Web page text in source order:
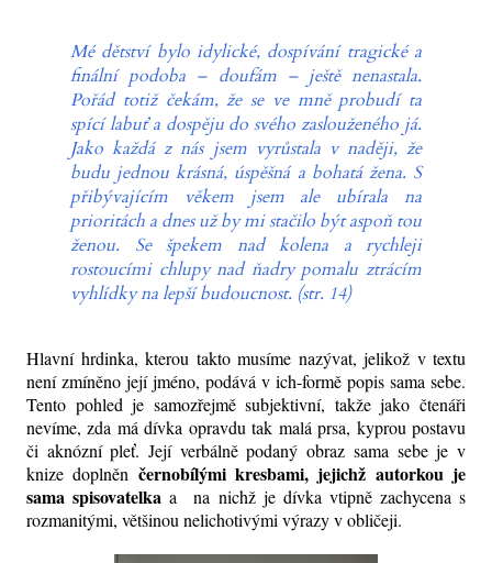
Mé dětství bylo idylické, dospívání tragické a
finální podoba – doufám – ještě nenastala.
Pořád totiž čekám, že se ve mně probudí ta
spící labuť a dospěju do svého zaslouženého já.
Jako každá z nás jsem vyrůstala v naději, že
budu jednou krásná, úspěšná a bohatá žena. S
přibývajícím věkem jsem ale ubírala na
prioritách a dnes už by mi stačilo být aspoň tou
ženou. Se špekem nad kolena a rychleji
rostoucími chlupy nad ňadry pomalu ztrácím
vyhlídky na lepší budoucnost. (str. 14)
Hlavní hrdinka, kterou takto musíme nazývat, jelikož v textu
není zmíněno její jméno, podává v ich-formě popis sama sebe.
Tento pohled je samozřejmě subjektivní, takže jako čtenáři
nevíme, zda má dívka opravdu tak malá prsa, kyprou postavu
či aknózní pleť. Její verbálně podaný obraz sama sebe je v
knize doplněn černobílými kresbami, jejichž autorkou je
sama spisovatelka a na nichž je dívka vtipně zachycena s
rozmanitými, většinou nelichotivými výrazy v obličeji.